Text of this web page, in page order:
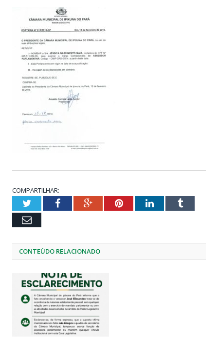
COMPARTILHAR:
TwitterFacebookGoogle+PinterestLinkedInTumblr
Email
CONTEÚDO RELACIONADO